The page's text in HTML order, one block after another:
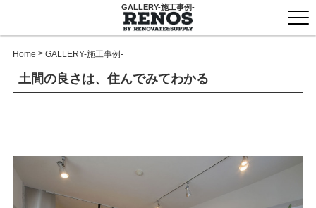
GALLERY-施工事例-
Home > GALLERY-施工事例-
土間の良さは、住んでみてわかる